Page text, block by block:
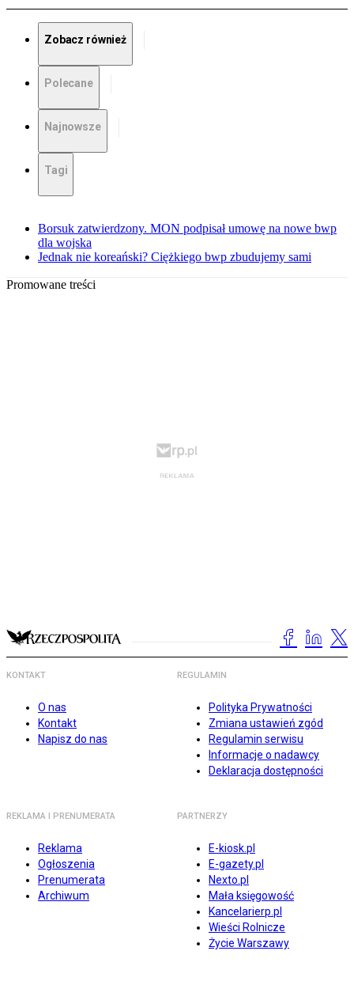
Zobacz również
Polecane
Najnowsze
Tagi
Borsuk zatwierdzony. MON podpisał umowę na nowe bwp
dla wojska
Jednak nie koreański? Ciężkiego bwp zbudujemy sami
Promowane treści
KONTAKT
O nas
Kontakt
Napisz do nas
REGULAMIN
Polityka Prywatności
Zmiana ustawień zgód
Regulamin serwisu
Informacje o nadawcy
Deklaracja dostępności
REKLAMA I PRENUMERATA
Reklama
Ogłoszenia
Prenumerata
Archiwum
PARTNERZY
E-kiosk.pl
E-gazety.pl
Nexto.pl
Mała księgowość
Kancelarierp.pl
Wieści Rolnicze
Życie Warszawy